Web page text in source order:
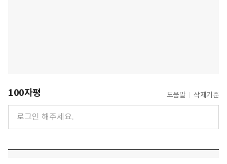
100자평 도움말 삭제기준